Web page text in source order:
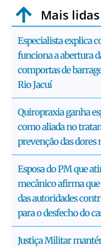
Mais
Especialista explica
funciona a abertura
comportas de
Rio Jacuí
Quiropraxia ganha
como aliada no
prevenção das dores
Esposa do PM que
mecânico afirma
das autoridades
para o desfecho do
Justiça Militar